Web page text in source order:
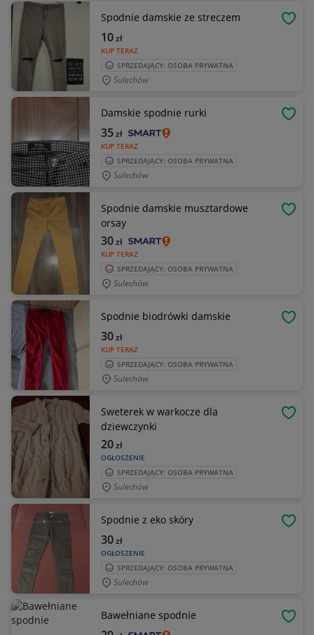
Spodnie damskie ze streczem
KUP TERAZ
10zł
SPRZEDAJĄCY: OSOBA PRYWATNA
Sulechów
Damskie spodnie rurki
KUP TERAZ
35zł
SPRZEDAJĄCY: OSOBA PRYWATNA
Sulechów
Spodnie damskie musztardowe
orsay
KUP TERAZ
30zł
SPRZEDAJĄCY: OSOBA PRYWATNA
Sulechów
Spodnie biodrówki damskie
KUP TERAZ
30zł
SPRZEDAJĄCY: OSOBA PRYWATNA
Sulechów
Sweterek w warkocze dla
dziewczynki
OGŁOSZENIE
20zł
SPRZEDAJĄCY: OSOBA PRYWATNA
Sulechów
Spodnie z eko skóry
OGŁOSZENIE
30zł
SPRZEDAJĄCY: OSOBA PRYWATNA
Sulechów
Bawełniane spodnie